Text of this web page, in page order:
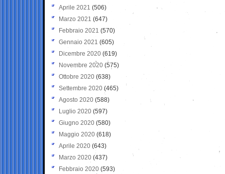
Aprile 2021 (506)
Marzo 2021 (647)
Febbraio 2021 (570)
Gennaio 2021 (605)
Dicembre 2020 (619)
Novembre 2020 (575)
Ottobre 2020 (638)
Settembre 2020(465)
Agosto 2020 (588)
Luglio 2020 (597)
Giugno 2020 (580)
Maggio 2020 (618)
Aprile 2020 (643)
Marzo 2020 (437)
Febbraio 2020 (593)